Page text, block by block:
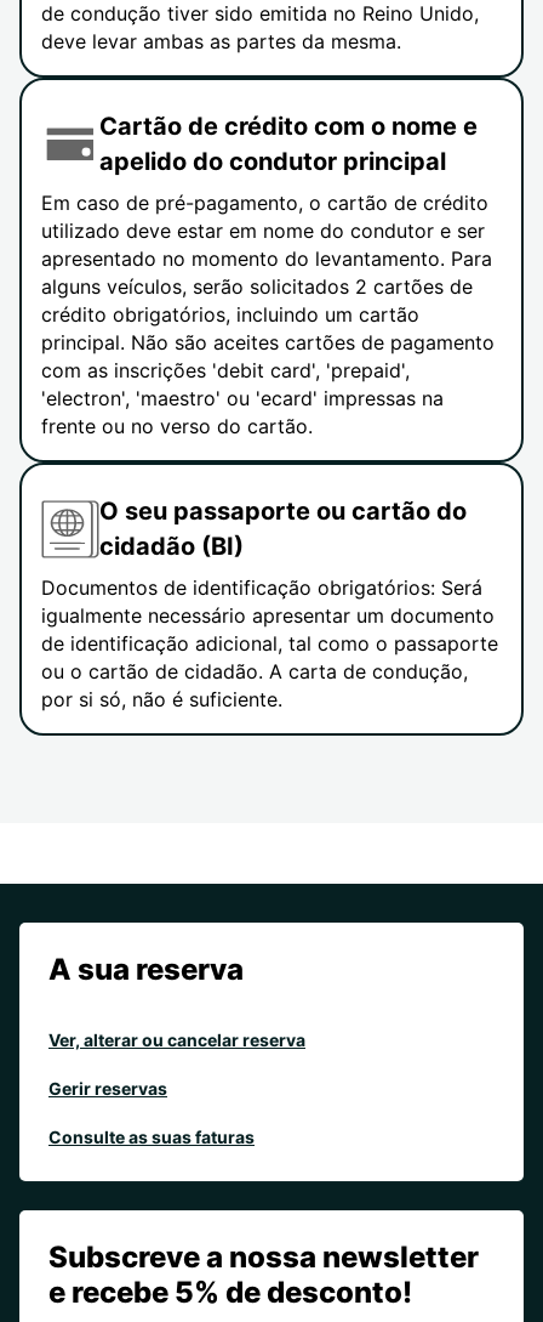
de condução tiver sido emitida no Reino Unido,
deve levar ambas as partes da mesma.
Cartão de crédito com o nome e
apelido do condutor principal
Em caso de pré-pagamento, o cartão de crédito
utilizado deve estar em nome do condutor e ser
apresentado no momento do levantamento. Para
alguns veículos, serão solicitados 2 cartões de
crédito obrigatórios, incluindo um cartão
principal. Não são aceites cartões de pagamento
com as inscrições 'debit card', 'prepaid',
'electron', 'maestro' ou 'ecard' impressas na
frente ou no verso do cartão.
O seu passaporte ou cartão do
cidadão (BI)
Documentos de identificação obrigatórios: Será
igualmente necessário apresentar um documento
de identificação adicional, tal como o passaporte
ou o cartão de cidadão. A carta de condução,
por si só, não é suficiente.
A sua reserva
Ver, alterar ou cancelar reserva
Gerir reservas
Consulte as suas faturas
Subscreve a nossa newsletter
e recebe 5% de desconto!